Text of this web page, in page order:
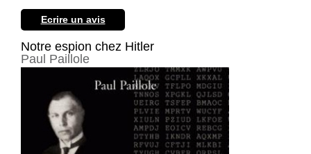
Epoque moderne
Révolution et XIXe siècle
XXe siècle
Autres civilisations
Ecrire un avis
Notre espion chez Hitler
Paul Paillole